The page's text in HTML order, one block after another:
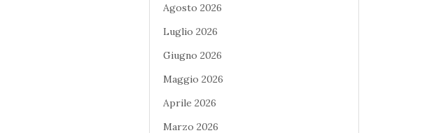
Agosto 2026
Luglio 2026
Giugno 2026
Maggio 2026
Aprile 2026
Marzo 2026